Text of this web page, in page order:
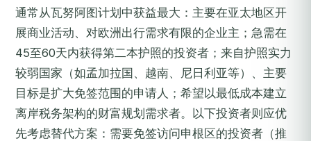
通常从瓦努阿图计划中获益最大：主要在亚太地区开
展商业活动、对欧洲出行需求有限的企业主；急需在
45至60天内获得第二本护照的投资者；来自护照实力
较弱国家（如孟加拉国、越南、尼日利亚等）、主要
目标是扩大免签范围的申请人；希望以最低成本建立
离岸税务架构的财富规划需求者。以下投资者则应优
先考虑替代方案：需要免签访问申根区的投资者（推